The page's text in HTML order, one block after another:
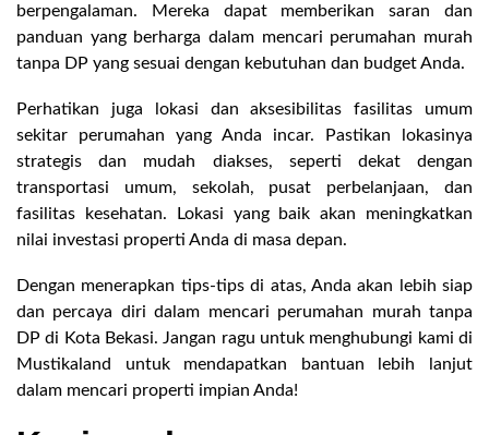
berpengalaman. Mereka dapat memberikan saran dan
panduan yang berharga dalam mencari perumahan murah
tanpa DP yang sesuai dengan kebutuhan dan budget Anda.
Perhatikan juga lokasi dan aksesibilitas fasilitas umum
sekitar perumahan yang Anda incar. Pastikan lokasinya
strategis dan mudah diakses, seperti dekat dengan
transportasi umum, sekolah, pusat perbelanjaan, dan
fasilitas kesehatan. Lokasi yang baik akan meningkatkan
nilai investasi properti Anda di masa depan.
Dengan menerapkan tips-tips di atas, Anda akan lebih siap
dan percaya diri dalam mencari perumahan murah tanpa
DP di Kota Bekasi. Jangan ragu untuk menghubungi kami di
Mustikaland untuk mendapatkan bantuan lebih lanjut
dalam mencari properti impian Anda!